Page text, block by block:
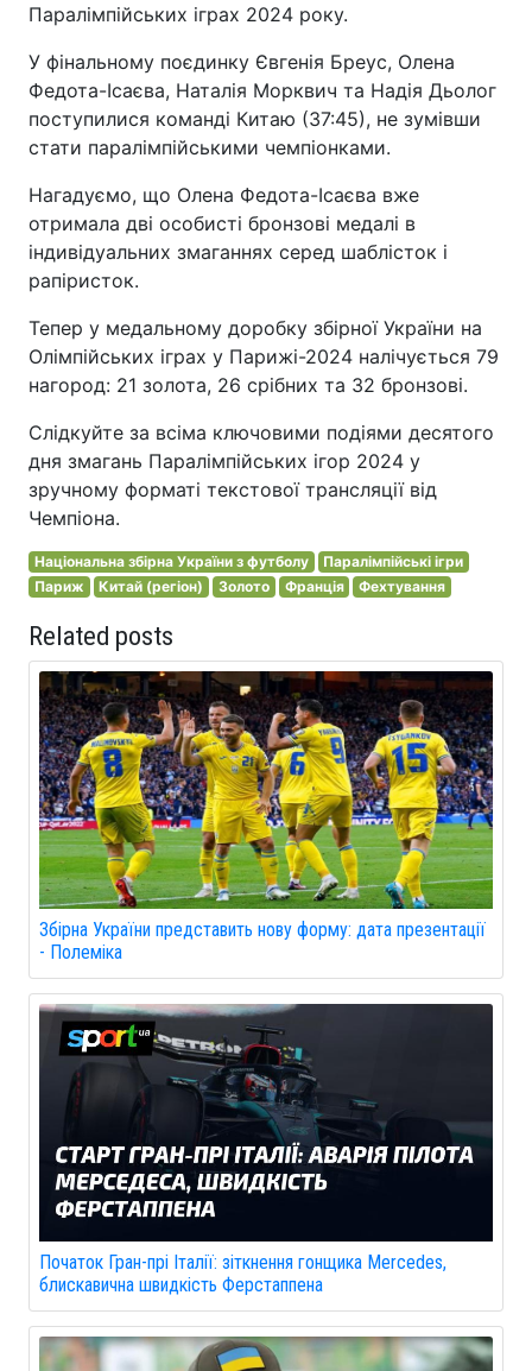
Паралімпійських іграх 2024 року.
У фінальному поєдинку Євгенія Бреус, Олена
Федота-Ісаєва, Наталія Морквич та Надія Дьолог
поступилися команді Китаю (37:45), не зумівши
стати паралімпійськими чемпіонками.
Нагадуємо, що Олена Федота-Ісаєва вже
отримала дві особисті бронзові медалі в
індивідуальних змаганнях серед шаблісток і
рапіристок.
Тепер у медальному доробку збірної України на
Олімпійських іграх у Парижі-2024 налічується 79
нагород: 21 золота, 26 срібних та 32 бронзові.
Слідкуйте за всіма ключовими подіями десятого
дня змагань Паралімпійських ігор 2024 у
зручному форматі текстової трансляції від
Чемпіона.
Національна збірна України з футболу
Паралімпійські ігри
Париж
Китай (регіон) Золото Франція Фехтування
Related posts
Збірна України представить нову форму: дата презентації
- Полеміка
Початок Гран-прі Італії: зіткнення гонщика Mercedes,
блискавична швидкість Ферстаппена